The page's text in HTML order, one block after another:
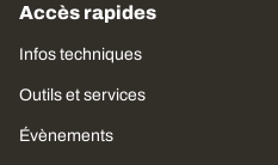
Accès rapides
Infos techniques
Outils et services
Évènements